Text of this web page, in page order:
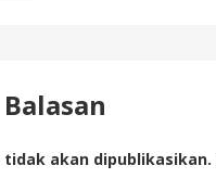
akan dipublikasikan.